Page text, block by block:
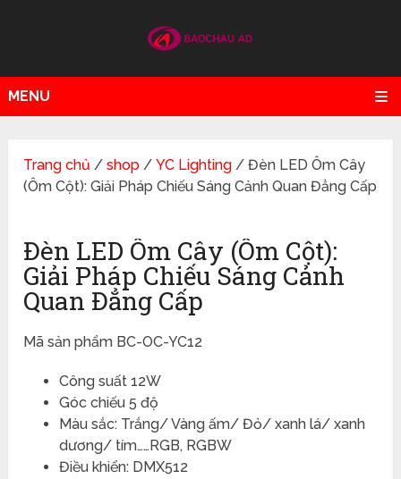
MENU
Trang chủ /shop /YC Lighting / Đèn LED Ôm Cây
(Ôm Cột): Giải Pháp Chiếu Sáng Cảnh Quan Đẳng Cấp
Đèn LED Ôm Cây (Ôm Cột):
Giải Pháp Chiếu Sáng Cảnh
Quan Đẳng Cấp
Mã sản phẩm BC-OC-YC12
Công suất 12W
Góc chiếu 5 độ
Màu sắc: Trắng/ Vàng ấm/ Đỏ/ xanh lá/ xanh
dương/ tím……RGB, RGBW
Điều khiển: DMX512